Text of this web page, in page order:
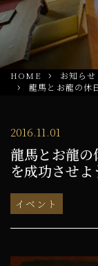
HOME
お知らせ
龍馬とお龍の休
2016.11.01
龍馬とお龍
を成功させよ
イベント